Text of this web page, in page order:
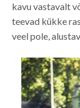
kavu vastavalt
teevad kükke
veel pole,